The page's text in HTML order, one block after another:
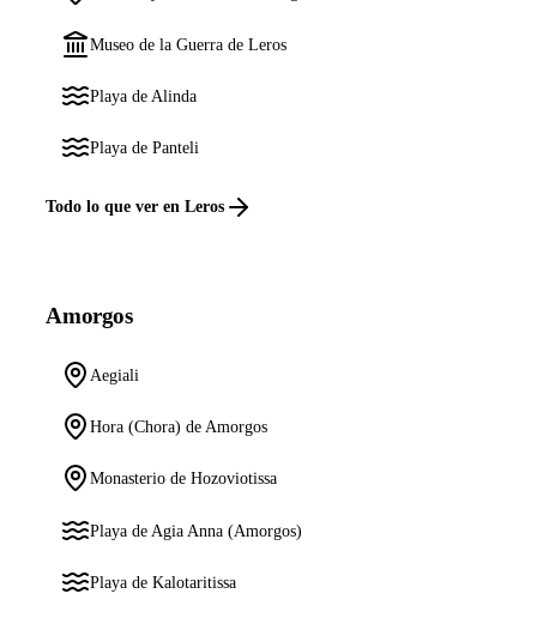
Museo de la Guerra de Leros
Playa de Alinda
Playa de Panteli
Todo lo que ver en Leros
Amorgos
Aegiali
Hora (Chora) de Amorgos
Monasterio de Hozoviotissa
Playa de Agia Anna (Amorgos)
Playa de Kalotaritissa